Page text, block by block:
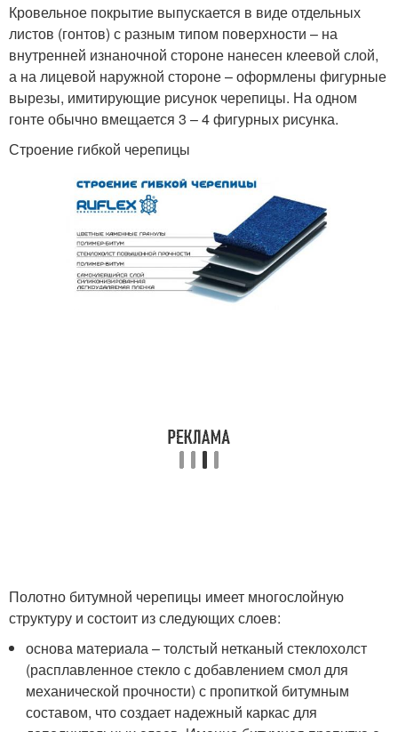
Кровельное покрытие выпускается в виде отдельных
листов (гонтов) с разным типом поверхности – на
внутренней изнаночной стороне нанесен клеевой слой,
а на лицевой наружной стороне – оформлены фигурные
вырезы, имитирующие рисунок черепицы. На одном
гонте обычно вмещается 3 – 4 фигурных рисунка.
Строение гибкой черепицы
Полотно битумной черепицы имеет многослойную
структуру и состоит из следующих слоев:
основа материала – толстый нетканый стеклохолст
(расплавленное стекло с добавлением смол для
механической прочности) с пропиткой битумным
составом, что создает надежный каркас для